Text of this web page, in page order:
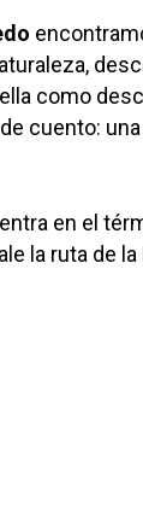
como
cuento: una
en el
la ruta de la